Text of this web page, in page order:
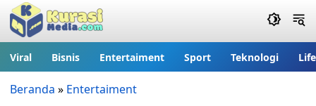
Viral Bisnis Entertaiment Sport Teknologi
Beranda » Entertaiment